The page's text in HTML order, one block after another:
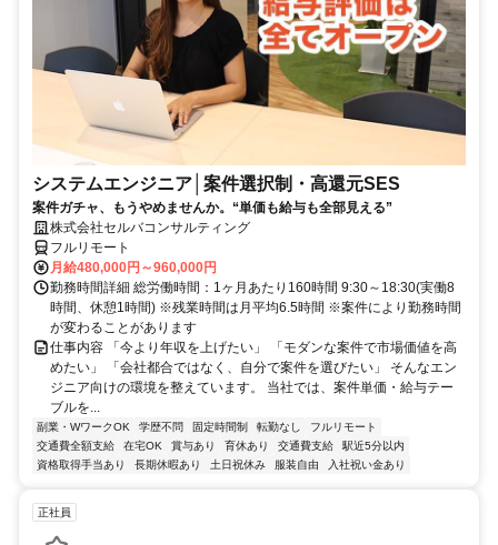
システムエンジニア│案件選択制・高還元SES
案件ガチャ、もうやめませんか。“単価も給与も全部見える”
株式会社セルバコンサルティング
フルリモート
月給480,000円～960,000円
勤務時間詳細 総労働時間：1ヶ月あたり160時間 9:30～18:30(実働8
時間、休憩1時間) ※残業時間は月平均6.5時間 ※案件により勤務時間
が変わることがあります
仕事内容 「今より年収を上げたい」 「モダンな案件で市場価値を高
めたい」 「会社都合ではなく、自分で案件を選びたい」 そんなエン
ジニア向けの環境を整えています。 当社では、案件単価・給与テー
ブルを...
副業・WワークOK 学歴不問 固定時間制 転勤なし
フルリモート
交通費全額支給
在宅OK 賞与あり 育休あり 交通費支給
駅近5分以内
資格取得手当あり
長期休暇あり 土日祝休み 服装自由 入社祝い金あり
正社員